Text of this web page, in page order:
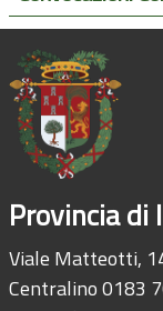
Provincia di
Viale Matteotti,
Centralino 0183